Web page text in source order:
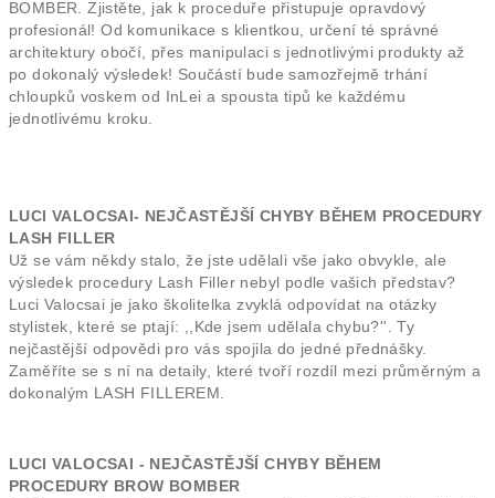
BOMBER. Zjistěte, jak k proceduře přistupuje opravdový
profesionál! Od komunikace s klientkou, určení té správné
architektury obočí, přes manipulaci s jednotlivými produkty až
po dokonalý výsledek! Součástí bude samozřejmě trhání
chloupků voskem od InLei a spousta tipů ke každému
jednotlivému kroku.
LUCI VALOCSAI- NEJČASTĚJŠÍ CHYBY BĚHEM PROCEDURY
LASH FILLER
Už se vám někdy stalo, že jste udělali vše jako obvykle, ale
výsledek procedury Lash Filler nebyl podle vašich představ?
Luci Valocsai je jako školitelka zvyklá odpovídat na otázky
stylistek, které se ptají: ,,Kde jsem udělala chybu?''. Ty
nejčastější odpovědi pro vás spojila do jedné přednášky.
Zaměříte se s ní na detaily, které tvoří rozdíl mezi průměrným a
dokonalým LASH FILLEREM.
LUCI VALOCSAI - NEJČASTĚJŠÍ CHYBY BĚHEM
PROCEDURY BROW BOMBER